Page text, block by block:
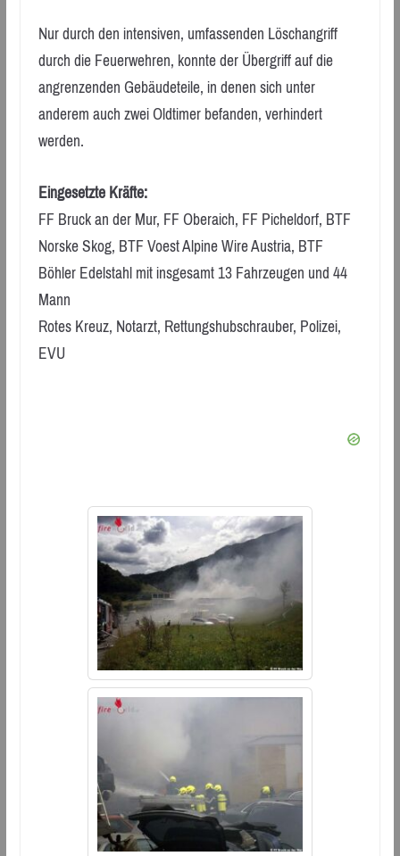
Nur durch den intensiven, umfassenden Löschangriff
durch die Feuerwehren, konnte der Übergriff auf die
angrenzenden Gebäudeteile, in denen sich unter
anderem auch zwei Oldtimer befanden, verhindert
werden.
Eingesetzte Kräfte:
FF Bruck an der Mur, FF Oberaich, FF Picheldorf, BTF
Norske Skog, BTF Voest Alpine Wire Austria, BTF
Böhler Edelstahl mit insgesamt 13 Fahrzeugen und 44
Mann
Rotes Kreuz, Notarzt, Rettungshubschrauber, Polizei,
EVU